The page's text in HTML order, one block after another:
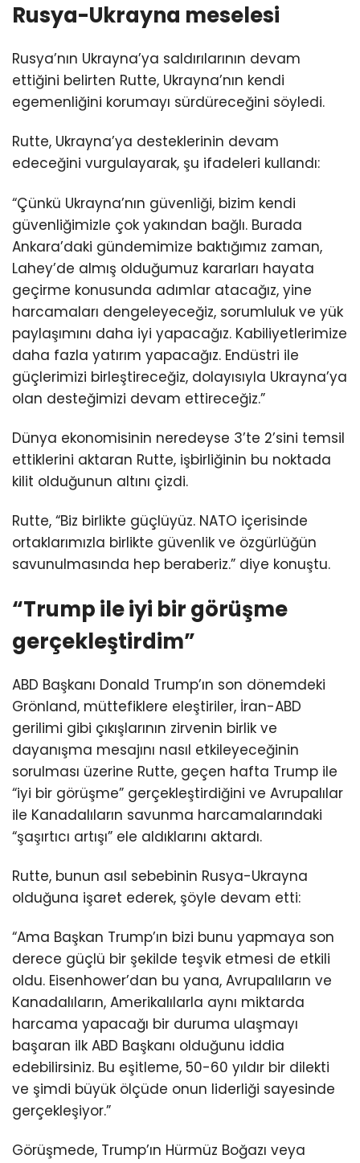
Rusya-Ukrayna meselesi
Rusya’nın Ukrayna’ya saldırılarının devam
ettiğini belirten Rutte, Ukrayna’nın kendi
egemenliğini korumayı sürdüreceğini söyledi.
Rutte, Ukrayna’ya desteklerinin devam
edeceğini vurgulayarak, şu ifadeleri kullandı:
“Çünkü Ukrayna’nın güvenliği, bizim kendi
güvenliğimizle çok yakından bağlı. Burada
Ankara’daki gündemimize baktığımız zaman,
Lahey’de almış olduğumuz kararları hayata
geçirme konusunda adımlar atacağız, yine
harcamaları dengeleyeceğiz, sorumluluk ve yük
paylaşımını daha iyi yapacağız. Kabiliyetlerimize
daha fazla yatırım yapacağız. Endüstri ile
güçlerimizi birleştireceğiz, dolayısıyla Ukrayna’ya
olan desteğimizi devam ettireceğiz.”
Dünya ekonomisinin neredeyse 3’te 2’sini temsil
ettiklerini aktaran Rutte, işbirliğinin bu noktada
kilit olduğunun altını çizdi.
Rutte, “Biz birlikte güçlüyüz. NATO içerisinde
ortaklarımızla birlikte güvenlik ve özgürlüğün
savunulmasında hep beraberiz.” diye konuştu.
“Trump ile iyi bir görüşme
gerçekleştirdim”
ABD Başkanı Donald Trump’ın son dönemdeki
Grönland, müttefiklere eleştiriler, İran-ABD
gerilimi gibi çıkışlarının zirvenin birlik ve
dayanışma mesajını nasıl etkileyeceğinin
sorulması üzerine Rutte, geçen hafta Trump ile
“iyi bir görüşme” gerçekleştirdiğini ve Avrupalılar
ile Kanadalıların savunma harcamalarındaki
“şaşırtıcı artışı” ele aldıklarını aktardı.
Rutte, bunun asıl sebebinin Rusya-Ukrayna
olduğuna işaret ederek, şöyle devam etti:
“Ama Başkan Trump’ın bizi bunu yapmaya son
derece güçlü bir şekilde teşvik etmesi de etkili
oldu. Eisenhower’dan bu yana, Avrupalıların ve
Kanadalıların, Amerikalılarla aynı miktarda
harcama yapacağı bir duruma ulaşmayı
başaran ilk ABD Başkanı olduğunu iddia
edebilirsiniz. Bu eşitleme, 50-60 yıldır bir dilekti
ve şimdi büyük ölçüde onun liderliği sayesinde
gerçekleşiyor.”
Görüşmede, Trump’ın Hürmüz Boğazı veya